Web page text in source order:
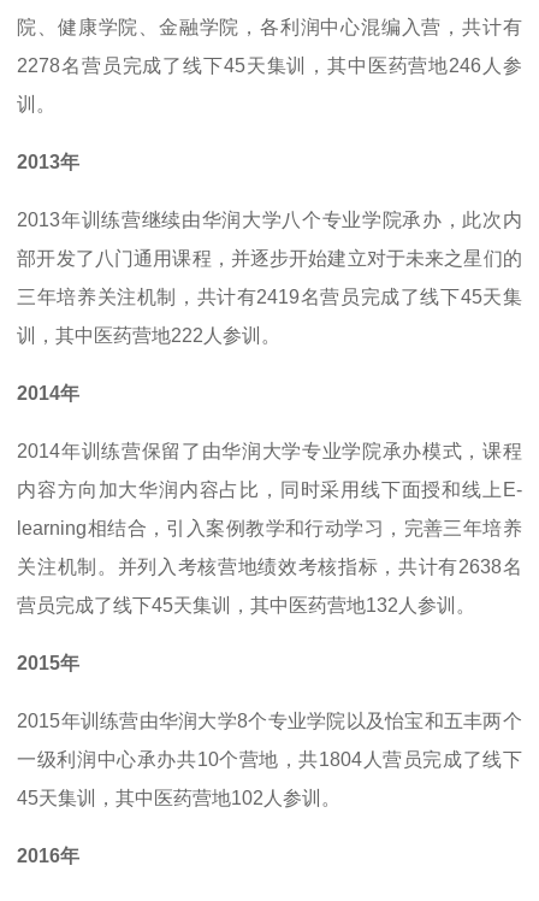
院、健康学院、金融学院，各利润中心混编入营，共计有
2278名营员完成了线下45天集训，其中医药营地246人参
训。
2013年
2013年训练营继续由华润大学八个专业学院承办，此次内
部开发了八门通用课程，并逐步开始建立对于未来之星们的
三年培养关注机制，共计有2419名营员完成了线下45天集
训，其中医药营地222人参训。
2014年
2014年训练营保留了由华润大学专业学院承办模式，课程
内容方向加大华润内容占比，同时采用线下面授和线上E-
learning相结合，引入案例教学和行动学习，完善三年培养
关注机制。并列入考核营地绩效考核指标，共计有2638名
营员完成了线下45天集训，其中医药营地132人参训。
2015年
2015年训练营由华润大学8个专业学院以及怡宝和五丰两个
一级利润中心承办共10个营地，共1804人营员完成了线下
45天集训，其中医药营地102人参训。
2016年